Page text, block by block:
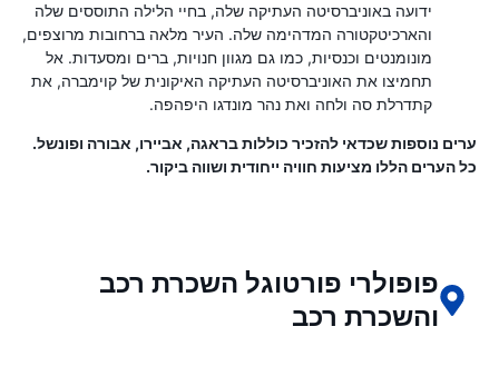
ידועה באוניברסיטה העתיקה שלה, בחיי הלילה התוססים שלה
והארכיטקטורה המדהימה שלה. העיר מלאה ברחובות מרוצפים,
מונומנטים וכנסיות, כמו גם מגוון חנויות, ברים ומסעדות. אל
תחמיצו את האוניברסיטה העתיקה האיקונית של קוימברה, את
קתדרלת סה ולחה ואת נהר מונדגו היפהפה.
ערים נוספות שכדאי להזכיר כוללות בראגה, אביירו, אבורה ופונשל.
כל הערים הללו מציעות חוויה ייחודית ושווה ביקור.
פופולרי פורטוגל השכרת רכב
והשכרת רכב